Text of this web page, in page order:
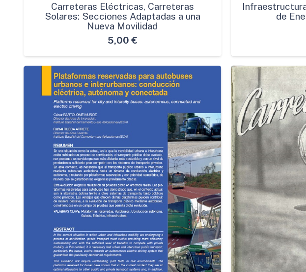
Carreteras Eléctricas, Carreteras
Solares: Secciones Adaptadas a una
Nueva Movilidad
5,00 €
de